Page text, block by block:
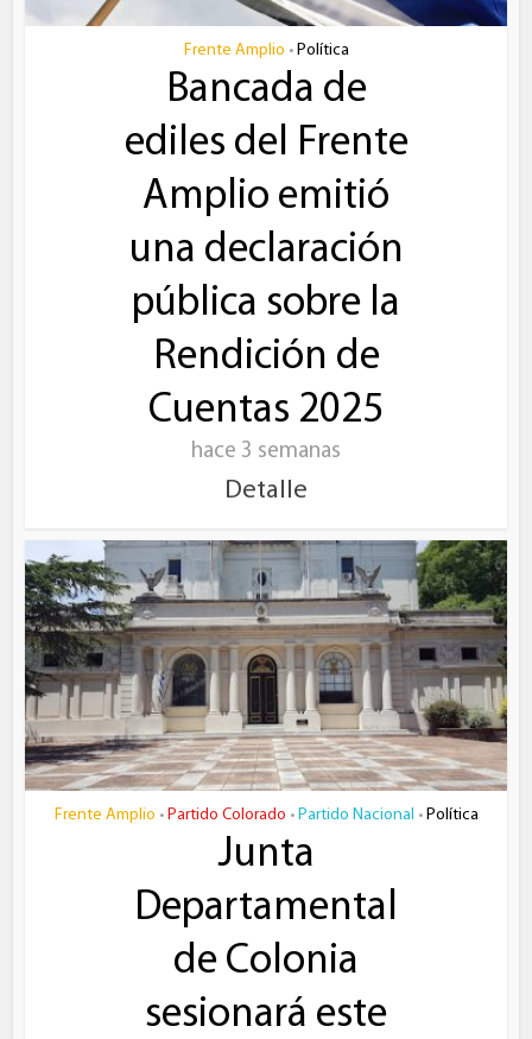
Frente Amplio • Política
Bancada de
ediles del Frente
Amplio emitió
una declaración
pública sobre la
Rendición de
Cuentas 2025
hace 3 semanas
Detalle
Frente Amplio • Partido Colorado • Partido Nacional • Política
Junta
Departamental
de Colonia
sesionará este